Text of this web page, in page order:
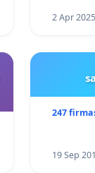
2 Apr 2025
247
19 Sep